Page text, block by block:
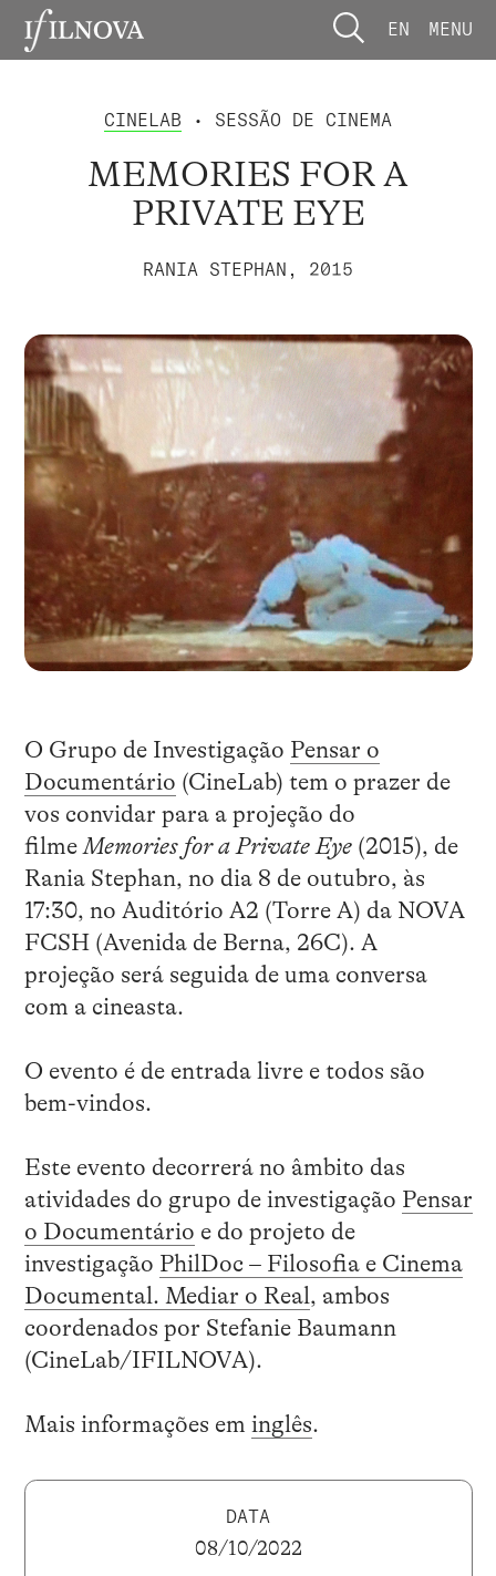
EN MENU
CINELAB • SESSÃO DE CINEMA
MEMORIES FOR A
PRIVATE EYE
RANIA STEPHAN, 2015
O Grupo de Investigação Pensar o
Documentário (CineLab) tem o prazer de
vos convidar para a projeção do
filmeMemories for a Private Eye(2015), de
Rania Stephan, no dia 8 de outubro, às
17:30, no Auditório A2 (Torre A) da NOVA
FCSH (Avenida de Berna, 26C). A
projeção será seguida de uma conversa
com a cineasta.
O evento é de entrada livre e todos são
bem-vindos.
Este evento decorrerá no âmbito das
atividades do grupo de investigação Pensar
o Documentário e do projeto de
investigação PhilDoc – Filosofia e Cinema
Documental. Mediar o Real, ambos
coordenados por Stefanie Baumann
(CineLab/IFILNOVA).
Mais informações em inglês.
DATA
08/10/2022